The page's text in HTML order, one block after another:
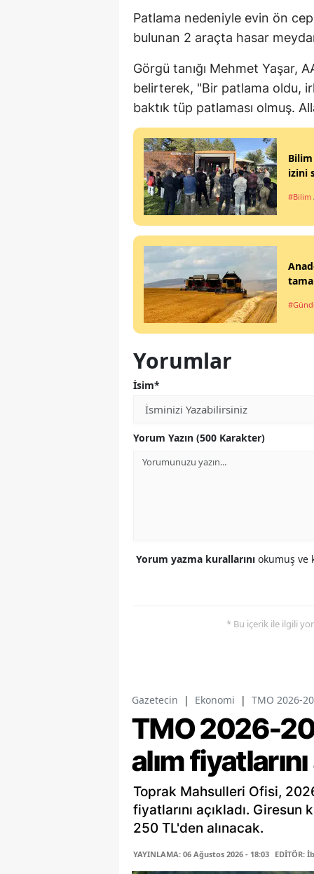
Patlama nedeniyle evin ön
bulunan 2 araçta hasar
Görgü tanığı Mehmet Yaşar,
belirterek, "Bir patlama oldu,
baktık tüp patlaması olmuş.
izini
#Bilim
Yorumlar
İsim*
Yorum Yazın (500 Karakter)
Yorum yazma kurallarını okumuş ve
* Bu içerik ile ilgili
Gazetecin | Ekonomi | TMO 2026-
TMO 2026-
alım
Toprak Mahsulleri Ofisi,
fiyatlarını açıkladı. Giresun
250 TL'den alınacak.
YAYINLAMA: 06 Ağustos 2026 - 18:03 EDİTÖR: